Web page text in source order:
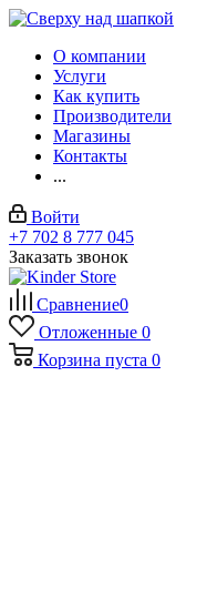
О компании
Услуги
Как купить
Производители
Магазины
Контакты
...
Войти
+7 702 8 777 045
Заказать звонок
Сравнение0
Отложенные 0
Корзина пуста 0